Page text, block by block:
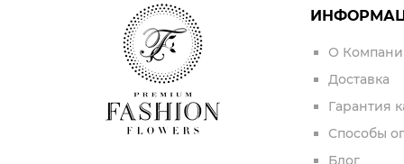
О
Доставка
Гарантия
Способы
Блог